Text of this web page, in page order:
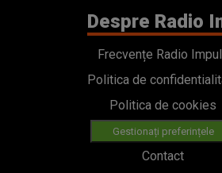
Despre Radio
Frecvențe Radio
Politica de
Politica de cookies
Gestionați preferințele
Contact